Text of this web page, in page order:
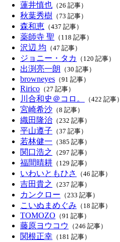
蓮井慎也 （26 記事）
秋葉秀樹 （73 記事）
森和恵 （437 記事）
薬師寺 聖 （118 記事）
沢辺 均 （47 記事）
ジョニー・タカ （120 記事）
出渕亮一朗 （30 記事）
browneyes （91 記事）
Ririco （27 記事）
川合和史＠コロ。 （422 記事）
宮崎希沙 （8 記事）
織田隆治 （232 記事）
平山遵子 （37 記事）
若林健一 （385 記事）
関口浩之 （297 記事）
福間晴耕 （129 記事）
いわいともひさ （46 記事）
吉田貴之 （237 記事）
カンクロー （233 記事）
こいぬまめぐみ （18 記事）
TOMOZO （91 記事）
藤原ヨウコウ （246 記事）
関根正幸 （181 記事）